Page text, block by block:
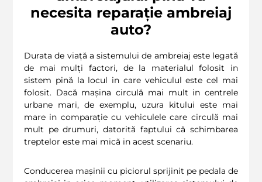
necesita reparație ambreiaj
auto?
Durata de viață a sistemului de ambreiaj este legată
de mai mulți factori, de la materialul folosit in
sistem pină la locul in care vehiculul este cel mai
folosit. Dacă mașina circulă mai mult in centrele
urbane mari, de exemplu, uzura kitului este mai
mare in comparație cu vehiculele care circulă mai
mult pe drumuri, datorită faptului că schimbarea
treptelor este mai mică in acest scenariu.
Conducerea mașinii cu piciorul sprijinit pe pedala de